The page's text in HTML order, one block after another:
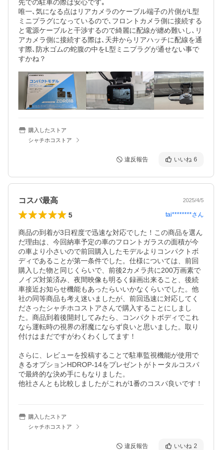
先での駐車の際は安心です｡
唯一､気になる点はリアカメラのケーブル端子の片側がⅬ型
ミニプラグになっているので､フロントカメラ側に接続する
と電源ケーブルと干渉するので綺麗に配線が纏め難いし､リ
アカメラ側に接続する際は､天井からリアハッチに配線を通
す際､防水ゴムの蛇腹の中をⅬ型ミニプラグが通せない事で
すかね？
購入したストア
シャチホコストア
違反報告 いいね 6
コスパ最高 2025/4/5
5 tai********さん
商品の到着が3日程度で迅速な対応でした！この商品を選ん
だ理由は、今回納車予定の車のフロントガラスの面積が今
の車より小さいので前回購入したモデルよりコンパクトボ
ディであることが第一条件でした。仕様については、前回
購入した物と同じくらいで、前後2カメラ共に200万画素で
ノイズ対策済み、夜間映像も明るく録画出来ること、後続
車接近お知らせ機能もあったらいいかなくらいでした。他
社の同等商品も考え迷いましたが、前回迅速に対応してく
ださったシャチホコストアさんで購入することにしまし
た。商品到着後開封してみたら、コンパクトボディでこれ
なら運転時の視界の邪魔にならず良いと思いました。取り
付けはまだですがわくわくしてます！
さらに、レビューを投稿することで駐車監視機能が使用で
きるオプションHDROP-14をプレゼントがトータルコスパ
で最終的な決め手にもなりました。
他社さんとも比較しましたがこれが1番のコスパ良いです！
購入したストア
シャチホコストア
違反報告 いいね 2